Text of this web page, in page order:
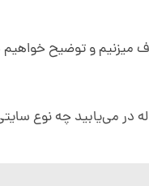
میزنیم و توضیح خواهیم
در می‌یابید چه نوع